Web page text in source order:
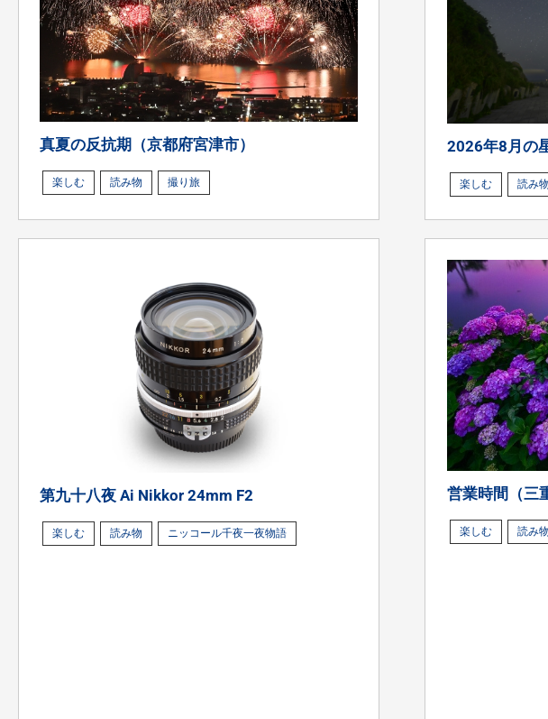
真夏の反抗期（京都府宮津市）
楽しむ 読み物 撮り旅
2026年8月の
楽しむ 読み物
第九十八夜 Ai Nikkor 24mm F2
楽しむ 読み物 ニッコール千夜一夜物語
営業時間（三
楽しむ 読み物